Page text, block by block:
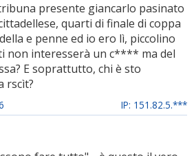
presente giancarlo pasinato
quarti di finale di coppa
e penne ed io ero lì, piccolino
non interesserà un c**** ma del
E soprattutto, chi è sto
rscìt?
IP: 151.82.5.***